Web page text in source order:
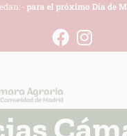
-para el próximo Día de